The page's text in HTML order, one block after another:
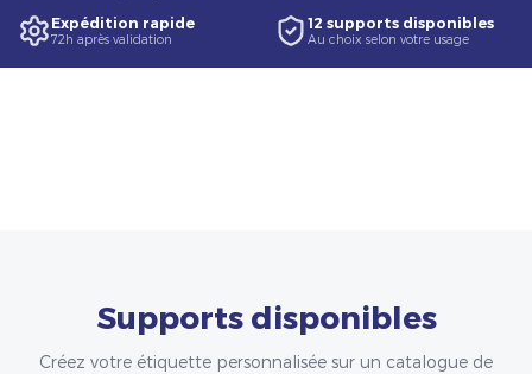
Expédition rapide
72h après validation
12 supports disponibles
Au choix selon votre usage
Supports disponibles
Créez votre étiquette personnalisée sur un catalogue de